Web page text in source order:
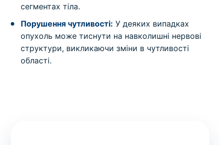
сегментах тіла.
Порушення чутливості: У деяких випадках
опухоль може тиснути на навколишні нервові
структури, викликаючи зміни в чутливості
області.